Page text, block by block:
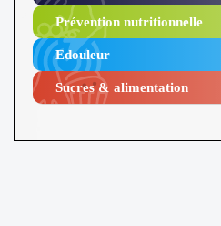
Prévention nutritionnelle
Edouleur​
Sucres & alimentation​